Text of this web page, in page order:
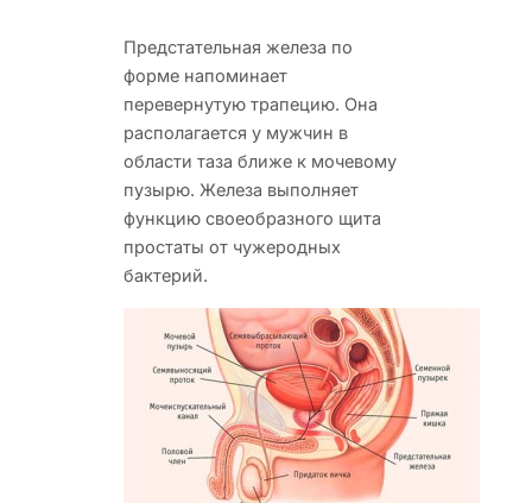
Предстательная железа по
форме напоминает
перевернутую трапецию. Она
располагается у мужчин в
области таза ближе к мочевому
пузырю. Железа выполняет
функцию своеобразного щита
простаты от чужеродных
бактерий.